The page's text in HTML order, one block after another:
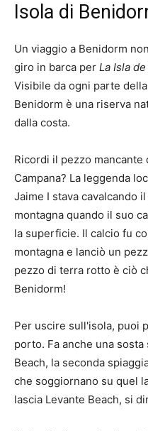
Isola di
Un viaggio a Benidorm
giro in barca per La Isla
Visibile da ogni parte
Benidorm è una riserva
dalla costa.
Ricordi il pezzo mancante
Campana? La leggenda
Jaime I stava cavalcando
montagna quando il suo
la superficie. Il calcio fu
montagna e lanciò un
pezzo di terra rotto è ciò
Benidorm!
Per uscire sull'isola, puoi
porto. Fa anche una
Beach, la seconda
che soggiornano su quel
lascia Levante Beach, si